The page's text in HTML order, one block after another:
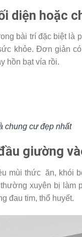
diện hoặc
bài trí đặc biệt
khỏe. Đơn giản
hồn bạt vía rồi.
chung cư đẹp nhất
giường
mùi thức ăn, khói
xuyên bị làm
đau tim, thổ huyết.